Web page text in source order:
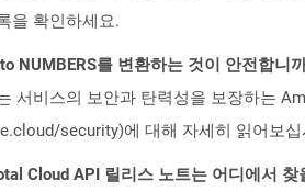
을 확인하세요.
NUMBERS를 변환하는 것이 안전합니
서비스의 보안과 탄력성을 보장하는
security)에 대해 자세히 읽어보십
Cloud API 릴리스 노트는 어디에서 찾